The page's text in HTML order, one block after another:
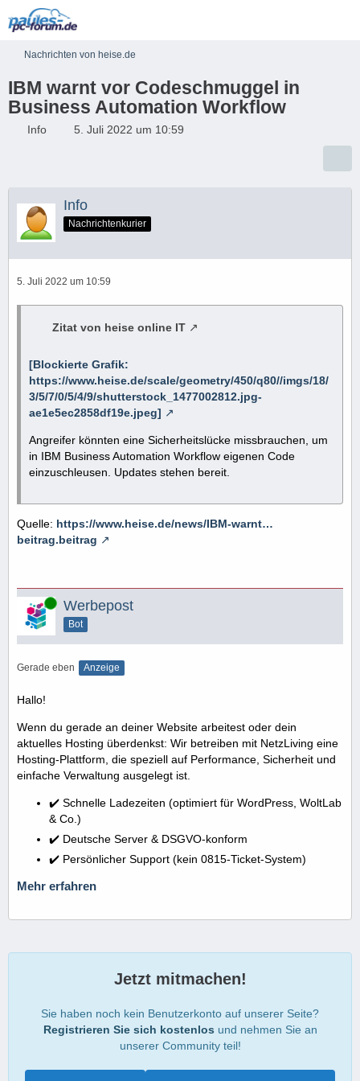
Nachrichten von heise.de
IBM warnt vor Codeschmuggel in
Business Automation Workflow
Info 5. Juli 2022 um 10:59
Info
Nachrichtenkurier
5. Juli 2022 um 10:59
Zitat von heise online IT
[Blockierte Grafik:
https://www.heise.de/scale/geometry/450/q80//imgs/18/
3/5/7/0/5/4/9/shutterstock_1477002812.jpg-
ae1e5ec2858df19e.jpeg]
Angreifer könnten eine Sicherheitslücke missbrauchen, um
in IBM Business Automation Workflow eigenen Code
einzuschleusen. Updates stehen bereit.
Quelle: https://www.heise.de/news/IBM-warnt…
beitrag.beitrag
Online Werbepost
Bot
Gerade eben Anzeige
Hallo!
Wenn du gerade an deiner Website arbeitest oder dein
aktuelles Hosting überdenkst: Wir betreiben mit NetzLiving eine
Hosting-Plattform, die speziell auf Performance, Sicherheit und
einfache Verwaltung ausgelegt ist.
✔️ Schnelle Ladezeiten (optimiert für WordPress, WoltLab
& Co.)
✔️ Deutsche Server & DSGVO-konform
✔️ Persönlicher Support (kein 0815-Ticket-System)
Mehr erfahren
Jetzt mitmachen!
Sie haben noch kein Benutzerkonto auf unserer Seite?
Registrieren Sie sich kostenlos und nehmen Sie an
unserer Community teil!